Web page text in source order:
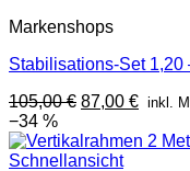
Markenshops
Stabilisations-Set 1,20
105,00€
war:
105,00 €
87,00 €
ist:
inkl.
−34 %
Schnellansicht